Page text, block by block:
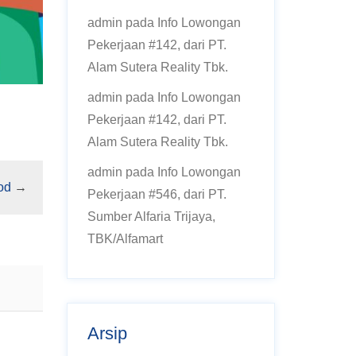
→
admin pada Info Lowongan
Pekerjaan #142, dari PT.
Alam Sutera Reality Tbk.
admin pada Info Lowongan
Pekerjaan #142, dari PT.
Alam Sutera Reality Tbk.
admin pada Info Lowongan
Pekerjaan #546, dari PT.
Sumber Alfaria Trijaya,
TBK/Alfamart
Arsip